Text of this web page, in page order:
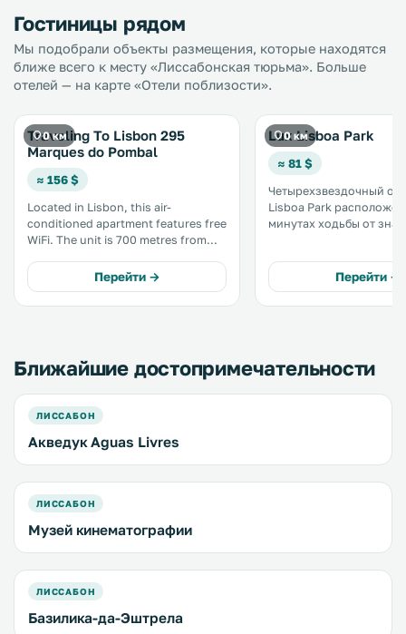
Гостиницы рядом
Мы подобрали объекты размещения, которые находятся
ближе всего к месту «Лиссабонская тюрьма». Больше
отелей — на карте «Отели поблизости».
0 км
Traveling To Lisbon 295
Marques do Pombal
≈ 156 $
Located in Lisbon, this air-
conditioned apartment features free
WiFi. The unit is 700 metres from
and a kitchen. Towels and bed linen
are offered in this apartment.
Liberty Avenue is 1. .
Перейти →
0 км
Lux Lisboa Park
≈ 81 $
Четырехзвездочный
Lisboa Park расположен
минутах ходьбы от
современным фасадом
круглосуточная стойка
регистрации. .
Перейти →
Ближайшие достопримечательности
ЛИССАБОН
Акведук Aguas Livres
ЛИССАБОН
Музей кинематографии
ЛИССАБОН
Базилика-да-Эштрела